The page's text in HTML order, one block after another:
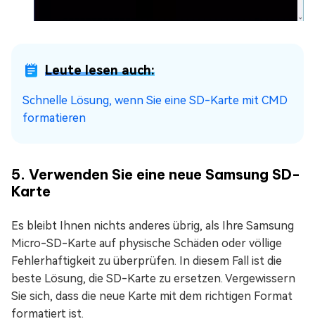
Leute lesen auch:
Schnelle Lösung, wenn Sie eine SD-Karte mit CMD
formatieren
5. Verwenden Sie eine neue Samsung SD-
Karte
Es bleibt Ihnen nichts anderes übrig, als Ihre Samsung
Micro-SD-Karte auf physische Schäden oder völlige
Fehlerhaftigkeit zu überprüfen. In diesem Fall ist die
beste Lösung, die SD-Karte zu ersetzen. Vergewissern
Sie sich, dass die neue Karte mit dem richtigen Format
formatiert ist.